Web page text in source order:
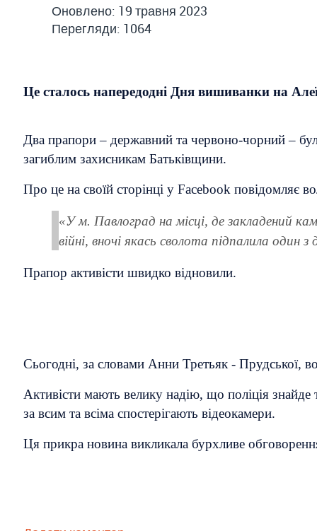
Оновлено: 19 травня 2023
Перегляди: 1064
Це сталось напередодні Дня вишиванки на
Два прапори – державний та червоно-чорний –
загиблим захисникам Батьківщини.
Про це на своїй сторінці у Facebook повідомляє
«У м. Павлоград на місці, де закладений
війні, вночі якась сволота підпалила один
Прапор активісти швидко відновили.
Сьогодні, за словами Анни Третьяк - Прудської,
Активісти мають велику надію, що поліція
за всим та всіма спостерігають відеокамери.
Ця прикра новина викликала бурхливе